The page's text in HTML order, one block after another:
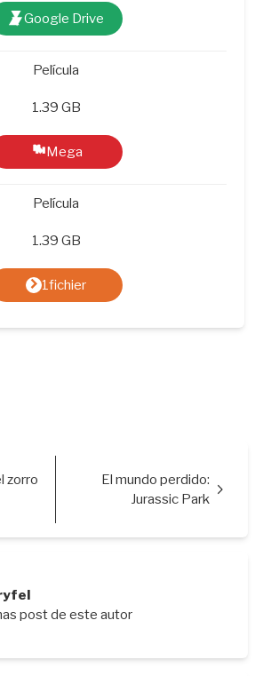
Google Drive
Película
1.39 GB
Mega
Película
1.39 GB
1fichier
zorro
El mundo perdido:
Jurassic Park
post de este autor